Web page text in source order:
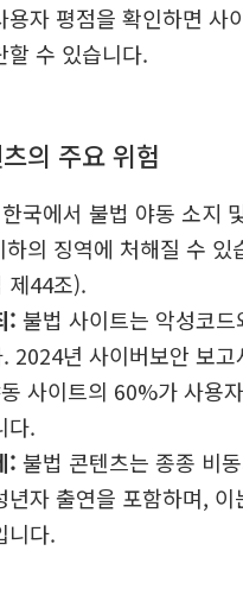
용자 평점을 확인하면 사
할 수 있습니다.
의 주요 위험
한국에서 불법 야동 소지
의 징역에 처해질 수 있
제44조).
: 불법 사이트는 악성코드
2024년 사이버보안 보고
사이트의 60%가 사용
다.
: 불법 콘텐츠는 종종 비
년자 출연을 포함하며, 이
니다.